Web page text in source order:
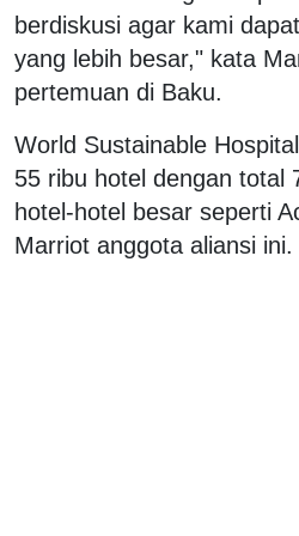
berdiskusi agar kami
yang lebih besar," kata
pertemuan di Baku.
World Sustainable
55 ribu hotel dengan total
hotel-hotel besar seperti
Marriot anggota aliansi ini.